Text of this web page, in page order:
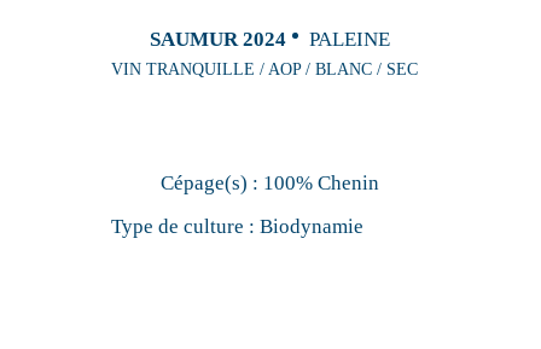
SAUMUR 2024 PALEINE
VIN TRANQUILLE / AOP / BLANC / SEC
Cépage(s) : 100% Chenin
Type de culture : Biodynamie